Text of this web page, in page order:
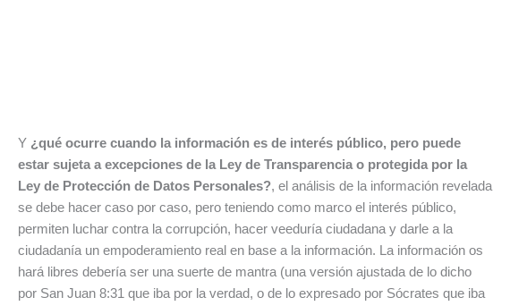
Y ¿qué ocurre cuando la información es de interés público, pero puede
estar sujeta a excepciones de la Ley de Transparencia o protegida por la
Ley de Protección de Datos Personales?, el análisis de la información revelada
se debe hacer caso por caso, pero teniendo como marco el interés público,
permiten luchar contra la corrupción, hacer veeduría ciudadana y darle a la
ciudadanía un empoderamiento real en base a la información. La información os
hará libres debería ser una suerte de mantra (una versión ajustada de lo dicho
por San Juan 8:31 que iba por la verdad, o de lo expresado por Sócrates que iba